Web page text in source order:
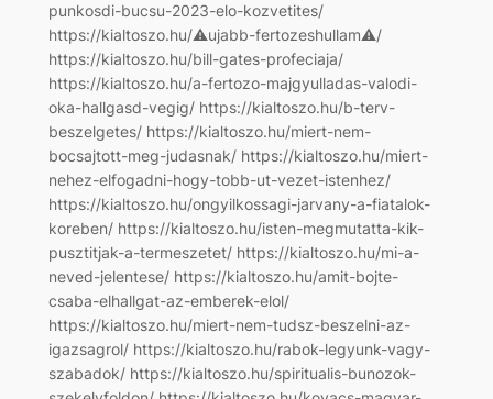
punkosdi-bucsu-2023-elo-kozvetites/
https://kialtoszo.hu/⚠ujabb-fertozeshullam⚠/
https://kialtoszo.hu/bill-gates-profeciaja/
https://kialtoszo.hu/a-fertozo-majgyulladas-valodi-
oka-hallgasd-vegig/ https://kialtoszo.hu/b-terv-
beszelgetes/ https://kialtoszo.hu/miert-nem-
bocsajtott-meg-judasnak/ https://kialtoszo.hu/miert-
nehez-elfogadni-hogy-tobb-ut-vezet-istenhez/
https://kialtoszo.hu/ongyilkossagi-jarvany-a-fiatalok-
koreben/ https://kialtoszo.hu/isten-megmutatta-kik-
pusztitjak-a-termeszetet/ https://kialtoszo.hu/mi-a-
neved-jelentese/ https://kialtoszo.hu/amit-bojte-
csaba-elhallgat-az-emberek-elol/
https://kialtoszo.hu/miert-nem-tudsz-beszelni-az-
igazsagrol/ https://kialtoszo.hu/rabok-legyunk-vagy-
szabadok/ https://kialtoszo.hu/spiritualis-bunozok-